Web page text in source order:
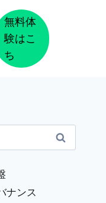
無料体
験はこ
ち
ナンス